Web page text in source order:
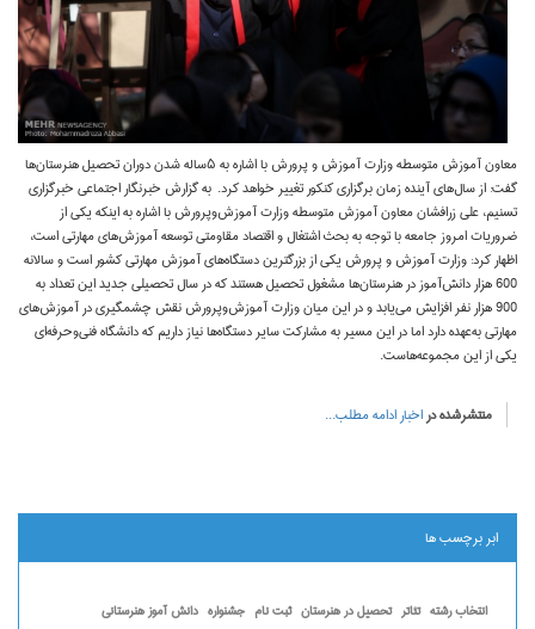
معاون آموزش متوسطه وزارت آموزش‌ و پرورش با اشاره به ۵ساله شدن دوران تحصیل هنرستان‌ها
گفت:‌ از سال‌های آینده زمان برگزاری کنکور تغییر خواهد کرد. به گزارش خبرنگار اجتماعی خبرگزاری
تسنیم، علی زرافشان معاون آموزش متوسطه وزارت آموزش‌وپرورش با اشاره به اینکه یکی از
ضروریات امروز جامعه با توجه به بحث اشتغال و اقتصاد مقاومتی توسعه آموزش‌های مهارتی است،
اظهار کرد:‌ وزارت آموزش و پرورش یکی از بزرگترین دستگاه‌های آموزش مهارتی کشور است و سالانه
600 هزار دانش‌آموز در هنرستان‌ها مشغول تحصیل هستند که در سال تحصیلی جدید این تعداد به
900 هزار نفر افزایش می‌یابد و در این میان وزارت آموزش‌وپرورش نقش چشمگیری در آموزش‌های
مهارتی به‌عهده دارد اما در این مسیر به مشارکت سایر دستگاه‌ها نیاز داریم که دانشگاه فنی‌وحرفه‌ای
یکی از این مجموعه‌هاست.
منتشرشده دراخبارادامه مطلب...
ابر برچسب ها
انتخاب رشته تئاتر تحصیل در هنرستان ثبت نام جشنواره دانش آموز هنرستانی